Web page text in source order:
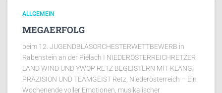
ALLGEMEIN
MEGAERFOLG
beim 12. JUGENDBLASORCHESTERWETTBEWERB in
Rabenstein an der Pielach I NIEDERÖSTERREICHRETZER
LAND WIND UND YWOP RETZ BEGEISTERN MIT KLANG,
PRÄZISION UND TEAMGEIST Retz, Niederösterreich – Ein
Wochenende voller Emotionen, musikalischer